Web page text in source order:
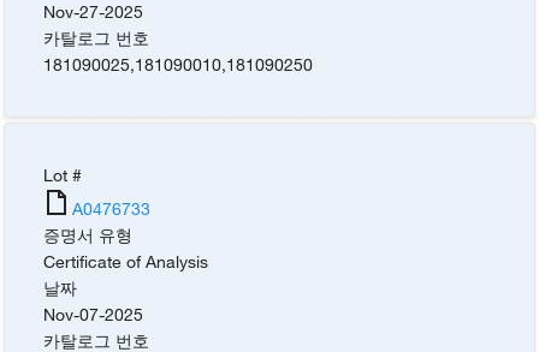
Nov-27-2025
카탈로그 번호
181090025,181090010,181090250
Lot #
A0476733
증명서 유형
Certificate of Analysis
날짜
Nov-07-2025
카탈로그 번호